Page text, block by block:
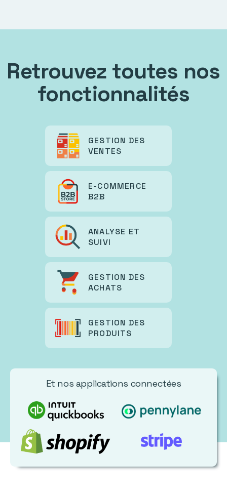
Retrouvez toutes nos
fonctionnalités
GESTION DES
VENTES
E-COMMERCE
B2B
ANALYSE ET
SUIVI
GESTION DES
ACHATS
GESTION DES
PRODUITS
Et nos applications connectées